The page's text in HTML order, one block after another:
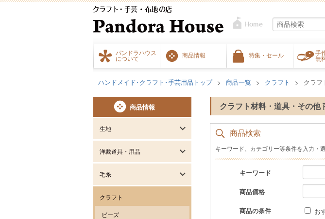
パンドラハウス
について
商品情報 特集・セール
手
無
ハンドメイド･クラフト･手芸用品トップ 商品一覧 クラフト クラフ
クラフト材料・道具・その他
商品検索
キーワード、カテゴリー等条件を入力・
キーワード
商品価格
商品の条件 お
商品情報
生地
洋裁道具・用品
毛糸
クラフト
ビーズ